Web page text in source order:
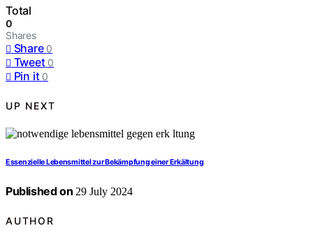
Total
0
Shares
Share 0
Tweet 0
Pin it 0
UP NEXT
Essenzielle Lebensmittel zur Bekämpfung einer Erkältung
Published on 29 July 2024
AUTHOR